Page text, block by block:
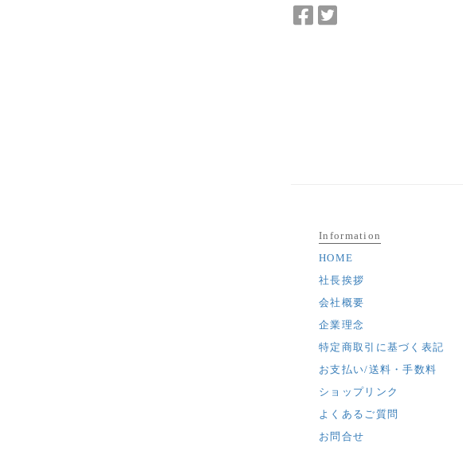
Facebook
Information
HOME
社長挨拶
会社概要
企業理念
特定商取引に基づく表記
お支払い/送料・手数料
ショップリンク
よくあるご質問
お問合せ